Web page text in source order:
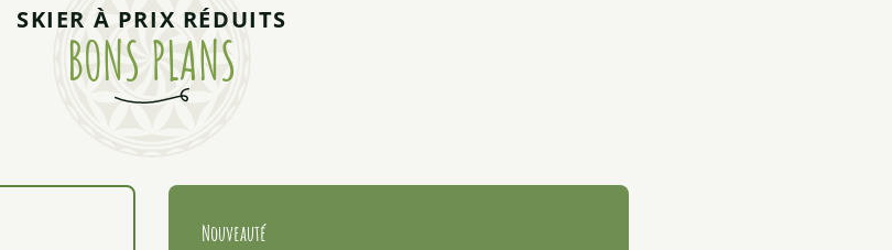
SKIER À PRIX RÉDUITS
BONS PLANS
Nouveauté